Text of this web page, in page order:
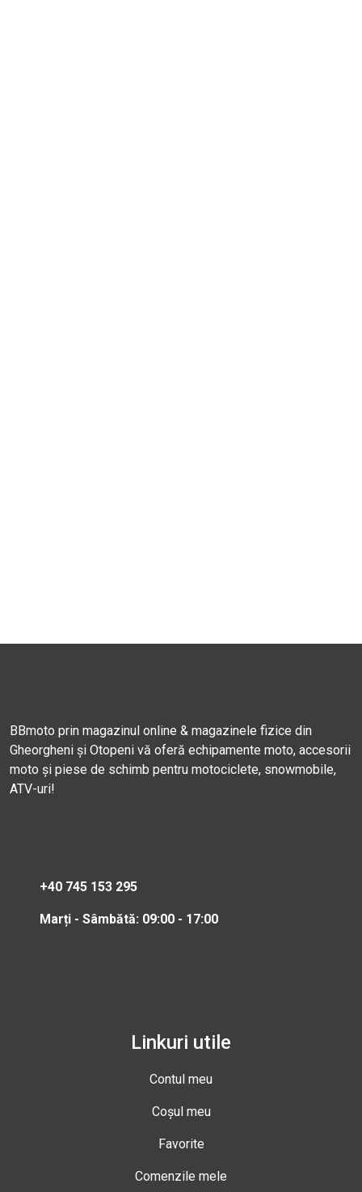
BBmoto prin magazinul online & magazinele fizice din
Gheorgheni și Otopeni vă oferă echipamente moto, accesorii
moto și piese de schimb pentru motociclete, snowmobile,
ATV-uri!
+40 745 153 295
Marți - Sâmbătă: 09:00 - 17:00
Linkuri utile
Contul meu
Coșul meu
Favorite
Comenzile mele